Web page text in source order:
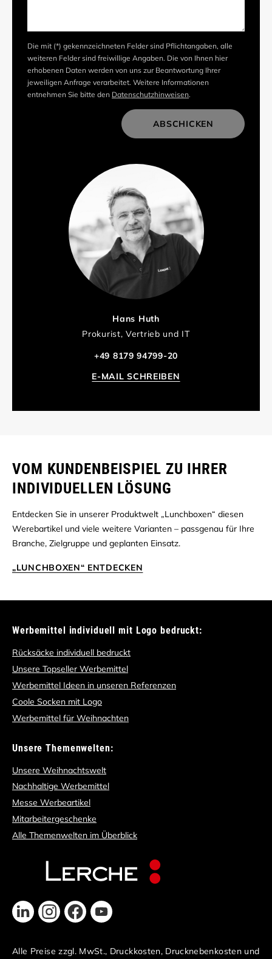
Hans Huth
Prokurist, Vertrieb und IT
+49 8179 94799-20
E-MAIL SCHREIBEN
Die mit (*) gekennzeichneten Felder sind Pflichtangaben, alle
weiteren Felder sind freiwillige Angaben. Die von Ihnen hier
erhobenen Daten werden von uns zur Beantwortung Ihrer
jeweiligen Anfrage verarbeitet. Weitere Informationen
entnehmen Sie bitte den Datenschutzhinweisen.
ABSCHICKEN
VOM KUNDENBEISPIEL ZU IHRER
INDIVIDUELLEN LÖSUNG
Entdecken Sie in unserer Produktwelt „Lunchboxen“ diesen
Werebartikel und viele weitere Varianten – passgenau für Ihre
Branche, Zielgruppe und geplanten Einsatz.
„LUNCHBOXEN“ ENTDECKEN
Werbemittel individuell mit Logo bedruckt:
Rücksäcke individuell bedruckt
Unsere Topseller Werbemittel
Werbemittel Ideen in unseren Referenzen
Coole Socken mit Logo
Werbemittel für Weihnachten
Unsere Themenwelten:
Unsere Weihnachtswelt
Nachhaltige Werbemittel
Messe Werbeartikel
Mitarbeitergeschenke
Alle Themenwelten im Überblick
Alle Preise zzgl. MwSt., Druckkosten, Drucknebenkosten und